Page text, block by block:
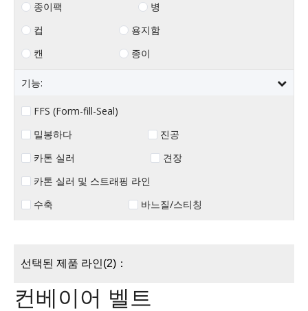
종이팩
병
컵
용지함
캔
종이
기능:
FFS (Form-fill-Seal)
밀봉하다
진공
카톤 실러
견장
카톤 실러 및 스트래핑 라인
수축
바느질/스티칭
선택된 제품 라인(2)：
컨베이어 벨트